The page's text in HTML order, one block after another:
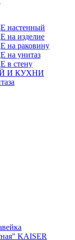
изделие
раковину
унитаз
стену
И КУХНИ
KAISER